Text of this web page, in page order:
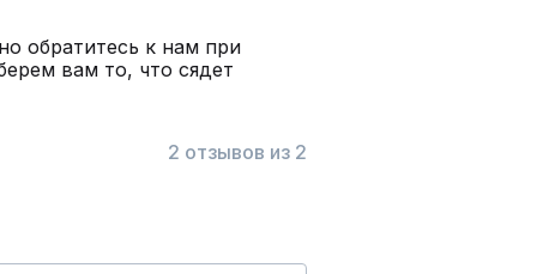
обратитесь к нам при
вам то, что сядет
2 отзывов из 2